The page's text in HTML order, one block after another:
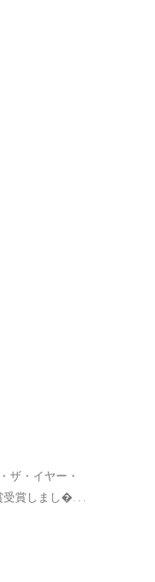
ザ・イヤー・
受賞しまし�. . .